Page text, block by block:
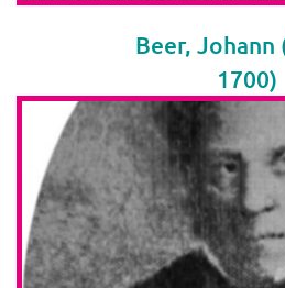
Beer, Johann
1700)